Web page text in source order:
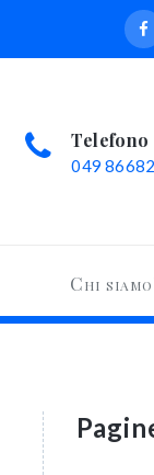
Telefono
049
Chi